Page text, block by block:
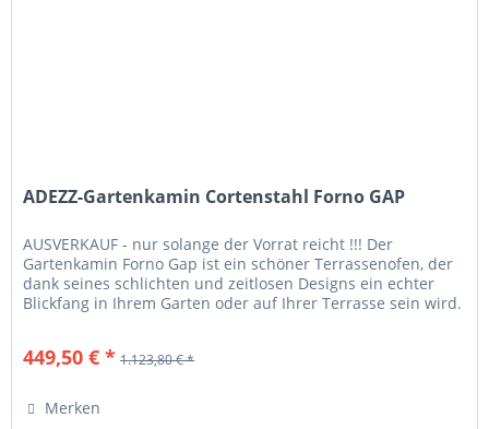
ADEZZ-Gartenkamin Cortenstahl Forno GAP
AUSVERKAUF - nur solange der Vorrat reicht !!! Der
Gartenkamin Forno Gap ist ein schöner Terrassenofen, der
dank seines schlichten und zeitlosen Designs ein echter
Blickfang in Ihrem Garten oder auf Ihrer Terrasse sein wird.
449,50 € * 1.123,80 € *
Merken